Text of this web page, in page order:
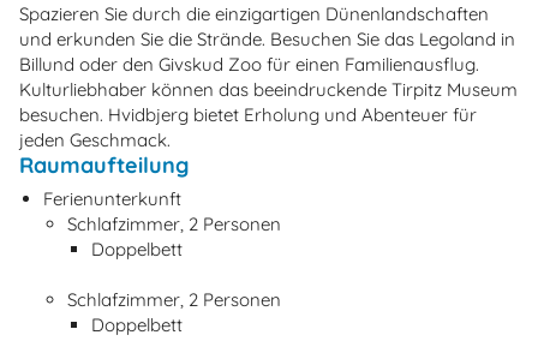
Spazieren Sie durch die einzigartigen Dünenlandschaften
und erkunden Sie die Strände. Besuchen Sie das Legoland in
Billund oder den Givskud Zoo für einen Familienausflug.
Kulturliebhaber können das beeindruckende Tirpitz Museum
besuchen. Hvidbjerg bietet Erholung und Abenteuer für
jeden Geschmack.
Raumaufteilung
Ferienunterkunft
Schlafzimmer, 2 Personen
Doppelbett
Schlafzimmer, 2 Personen
Doppelbett